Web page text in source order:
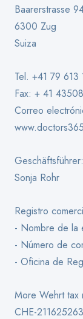
Baarerstrasse
6300 Zug
Suiza
Tel. +41 79 613
Fax: + 41
Correo
Geschäftsführer:
Sonja Rohr
Registro
- Nombre de la
- Número de
- Oficina de
More Wehrt tax
CHE-